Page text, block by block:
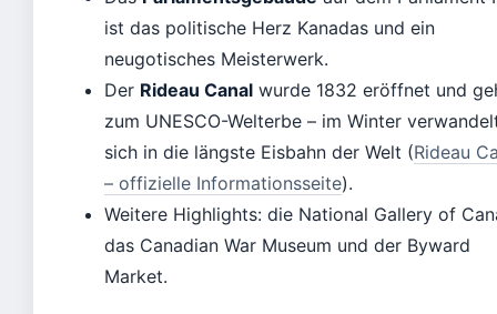
ist das politische Herz Kanadas und ein
neugotisches Meisterwerk.
Der Rideau Canal wurde 1832 eröffnet und
zum UNESCO-Welterbe – im Winter
sich in die längste Eisbahn der Welt (Rideau
– offizielle Informationsseite).
Weitere Highlights: die National Gallery of
das Canadian War Museum und der Byward
Market.